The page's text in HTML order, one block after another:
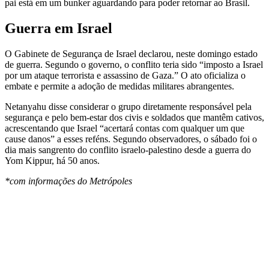
pai está em um bunker aguardando para poder retornar ao Brasil.
Guerra em Israel
O Gabinete de Segurança de Israel declarou, neste domingo estado
de guerra. Segundo o governo, o conflito teria sido “imposto a Israel
por um ataque terrorista e assassino de Gaza.” O ato oficializa o
embate e permite a adoção de medidas militares abrangentes.
Netanyahu disse considerar o grupo diretamente responsável pela
segurança e pelo bem-estar dos civis e soldados que mantêm cativos,
acrescentando que Israel “acertará contas com qualquer um que
cause danos” a esses reféns. Segundo observadores, o sábado foi o
dia mais sangrento do conflito israelo-palestino desde a guerra do
Yom Kippur, há 50 anos.
*com informações do Metrópoles